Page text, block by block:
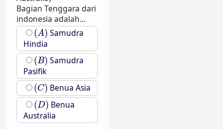
Bagian Tenggara dari
indonesia adalah...
(A)
(A) Samudra
Hindia
(B)
(B) Samudra
Pasifik
(C)
(C) Benua Asia
(D)
(D) Benua
Australia